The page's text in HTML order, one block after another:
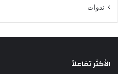
ندوات
الأكثر تفاعلاً